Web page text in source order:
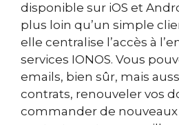
disponible sur iOS et
plus loin qu’un simple
elle centralise l’accès à
services IONOS. Vous
emails, bien sûr, mais
contrats, renouveler vos
commander de nouveaux